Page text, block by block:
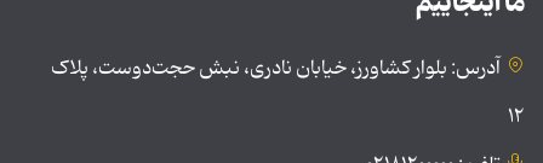
آدرس: بلوار کشاورز، خیابان نادری، نبش حجت‌دوست، پلاک
۱۲